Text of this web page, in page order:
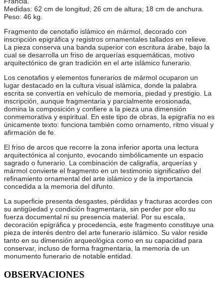
Medidas: 62 cm de longitud; 26 cm de altura; 18 cm de anchura.
Peso: 46 kg.
Fragmento de cenotafio islámico en mármol, decorado con
inscripción epigráfica y registros ornamentales tallados en relieve.
La pieza conserva una banda superior con escritura árabe, bajo la
cual se desarrolla un friso de arquerías esquemáticas, motivo
arquitectónico de gran tradición en el arte islámico funerario.
Los cenotafios y elementos funerarios de mármol ocuparon un
lugar destacado en la cultura visual islámica, donde la palabra
escrita se convertía en vehículo de memoria, piedad y prestigio. La
inscripción, aunque fragmentaria y parcialmente erosionada,
domina la composición y confiere a la pieza una dimensión
conmemorativa y espiritual. En este tipo de obras, la epigrafía no es
únicamente texto: funciona también como ornamento, ritmo visual y
afirmación de fe.
El friso de arcos que recorre la zona inferior aporta una lectura
arquitectónica al conjunto, evocando simbólicamente un espacio
sagrado o funerario. La combinación de caligrafía, arquerías y
mármol convierte el fragmento en un testimonio significativo del
refinamiento ornamental del arte islámico y de la importancia
concedida a la memoria del difunto.
La superficie presenta desgastes, pérdidas y fracturas acordes con
su antigüedad y condición fragmentaria, sin perder por ello su
fuerza documental ni su presencia material. Por su escala,
decoración epigráfica y procedencia, este fragmento constituye una
pieza de interés dentro del arte funerario islámico. Su valor reside
tanto en su dimensión arqueológica como en su capacidad para
conservar, incluso de forma fragmentaria, la memoria de un
monumento funerario de notable entidad.
OBSERVACIONES